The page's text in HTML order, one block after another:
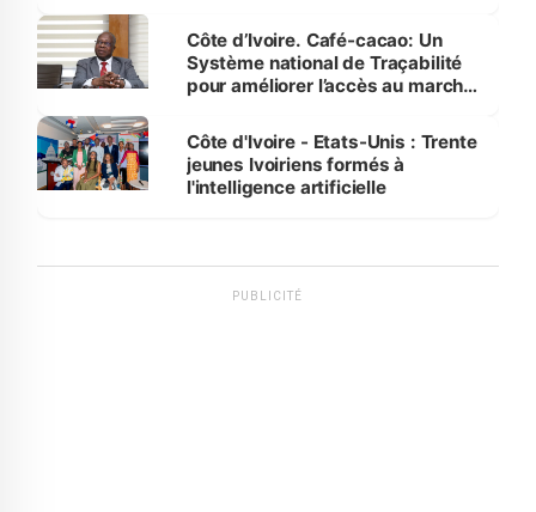
Côte d’Ivoire. Café-cacao: Un
Système national de Traçabilité
pour améliorer l’accès au marché
Côte d'Ivoire - Etats-Unis : Trente
jeunes Ivoiriens formés à
l'intelligence artificielle
PUBLICITÉ